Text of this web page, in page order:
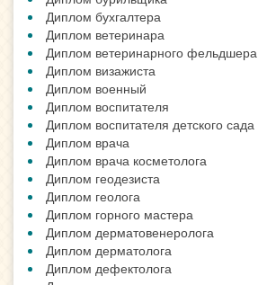
Диплом бухгалтера
Диплом ветеринара
Диплом ветеринарного фельдшера
Диплом визажиста
Диплом военный
Диплом воспитателя
Диплом воспитателя детского сада
Диплом врача
Диплом врача косметолога
Диплом геодезиста
Диплом геолога
Диплом горного мастера
Диплом дерматовенеролога
Диплом дерматолога
Диплом дефектолога